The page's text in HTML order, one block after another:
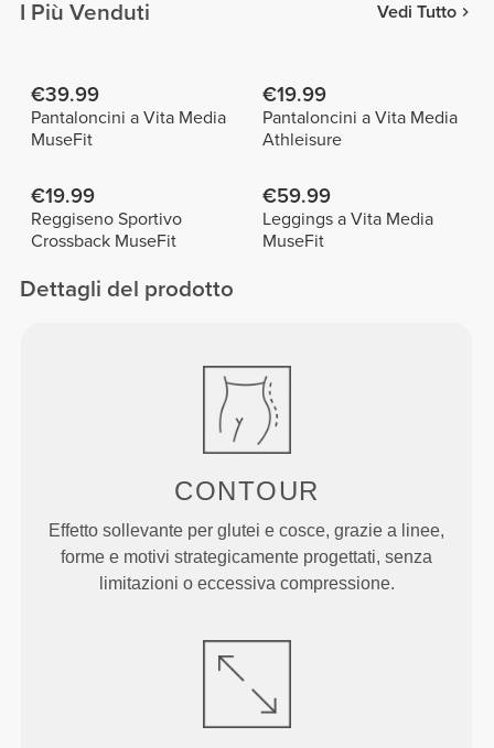
I Più Venduti Vedi Tutto
€39.99
Pantaloncini a Vita Media
MuseFit
€19.99
Pantaloncini a Vita Media
Athleisure
€19.99
Reggiseno Sportivo
Crossback MuseFit
€59.99
Leggings a Vita Media
MuseFit
Dettagli del prodotto
CONTOUR
Effetto sollevante per glutei e cosce, grazie a linee,
forme e motivi strategicamente progettati, senza
limitazioni o eccessiva compressione.